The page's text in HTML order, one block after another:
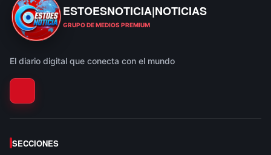
ESTOESNOTICIA|NOTICIAS
ESTOESNOTICIA|NOTICIAS
GRUPO DE MEDIOS PREMIUM
El diario digital que conecta con el mundo
SECCIONES